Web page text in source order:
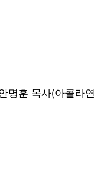
명훈 목사(아콜라연